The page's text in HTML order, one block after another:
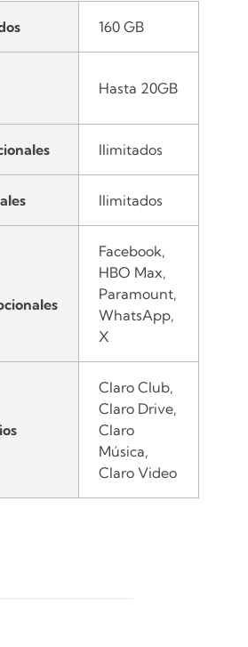
160 GB
Hasta 20GB
Ilimitados
Ilimitados
Facebook,
HBO Max,
Paramount,
WhatsApp,
X
Claro Club,
Claro Drive,
Claro
Música,
Claro Video